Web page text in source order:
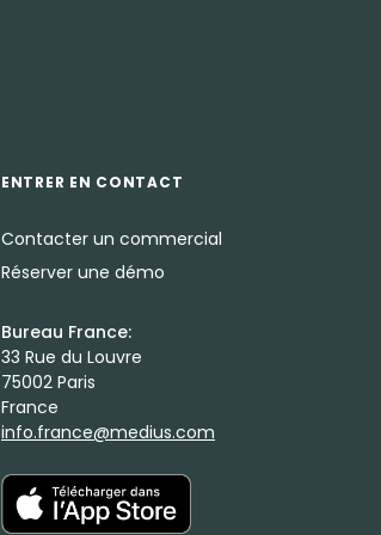
ENTRER EN CONTACT
Contacter un commercial
Réserver une démo
Bureau France:
33 Rue du Louvre
75002 Paris
France
info.france@medius.com